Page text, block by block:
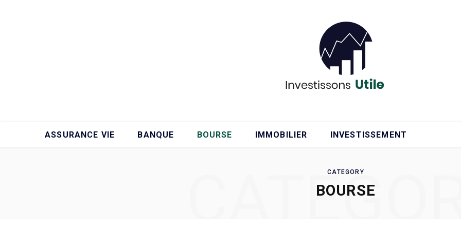
ASSURANCE VIE BANQUE BOURSE IMMOBILIER INVESTISSEMENT
CATEGORY
BOURSE